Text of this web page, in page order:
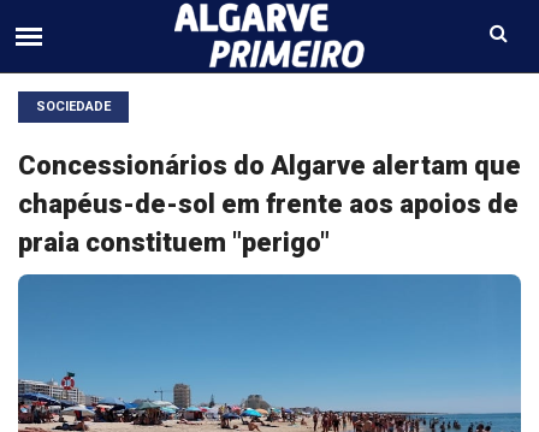
SOCIEDADE
Concessionários do Algarve alertam que
chapéus-de-sol em frente aos apoios de
praia constituem "perigo"